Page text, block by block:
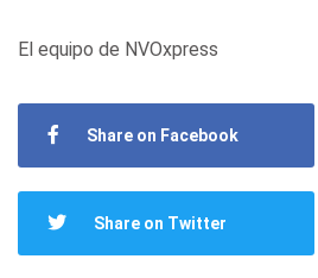
El equipo de NVOxpress
Share on Facebook
Share on Twitter